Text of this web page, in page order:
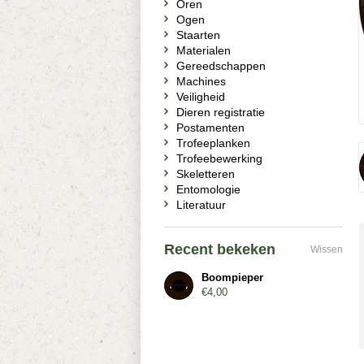
Oren
Ogen
Staarten
Materialen
Gereedschappen
Machines
Veiligheid
Dieren registratie
Postamenten
Trofeeplanken
Trofeebewerking
Skeletteren
Entomologie
Literatuur
Recent bekeken Wissen
Boompieper
€4,00